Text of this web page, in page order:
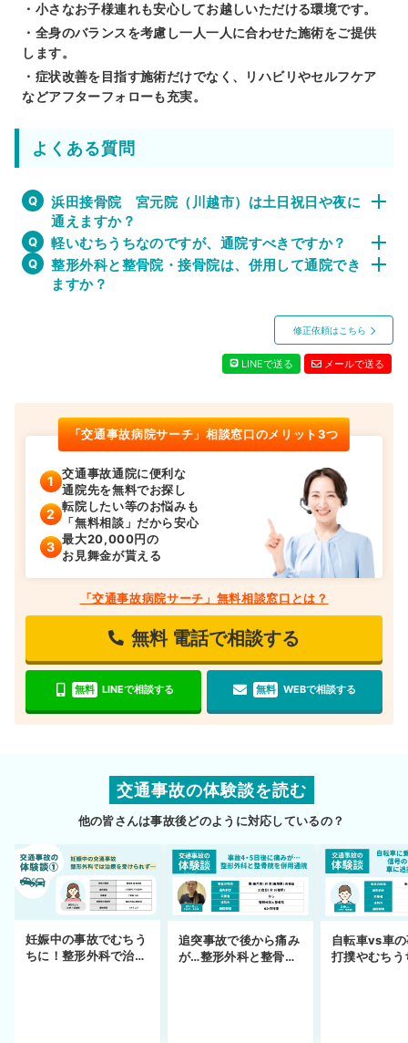
・小さなお子様連れも安心してお越しいただける環境です。
・全身のバランスを考慮し一人一人に合わせた施術をご提供
します。
・症状改善を目指す施術だけでなく、リハビリやセルフケア
などアフターフォローも充実。
よくある質問
浜田接骨院 宮元院（川越市）は土日祝日や夜に
通えますか？
軽いむちうちなのですが、通院すべきですか？
整形外科と整骨院・接骨院は、併用して通院でき
ますか？
修正依頼はこちら
LINEで送る メールで送る
「交通事故病院サーチ」相談窓口のメリット3つ
交通事故通院に便利な
通院先を無料でお探し
転院したい等のお悩みも
「無料相談」だから安心
最大20,000円の
お見舞金が貰える
「交通事故病院サーチ」無料相談窓口とは？
無料 電話で相談する
無料 LINEで相談する 無料 WEBで相談する
交通事故の体験談を読む
他の皆さんは事故後どのように対応しているの？
妊娠中の事故でむちう
ちに！整形外科で治療
追突事故で後から痛み
が…整形外科と整骨院
自転車vs車
打撲やむちう